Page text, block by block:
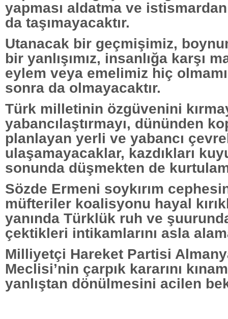
yapması aldatma ve
da taşımayacaktır.
Utanacak bir geçmişimiz,
bir yanlışımız, insanlığa karşı
eylem veya emelimiz hiç
sonra da olmayacaktır.
Türk milletinin özgüvenini
yabancılaştırmayı, dününden
planlayan yerli ve yabancı
ulaşamayacaklar, kazdıkları
sonunda düşmekten de
Sözde Ermeni soykırım
müfteriler koalisyonu hayal
yanında Türklük ruh ve
çektikleri intikamlarını asla
Milliyetçi Hareket Partisi
Meclisi’nin çarpık kararını
yanlıştan dönülmesini acilen